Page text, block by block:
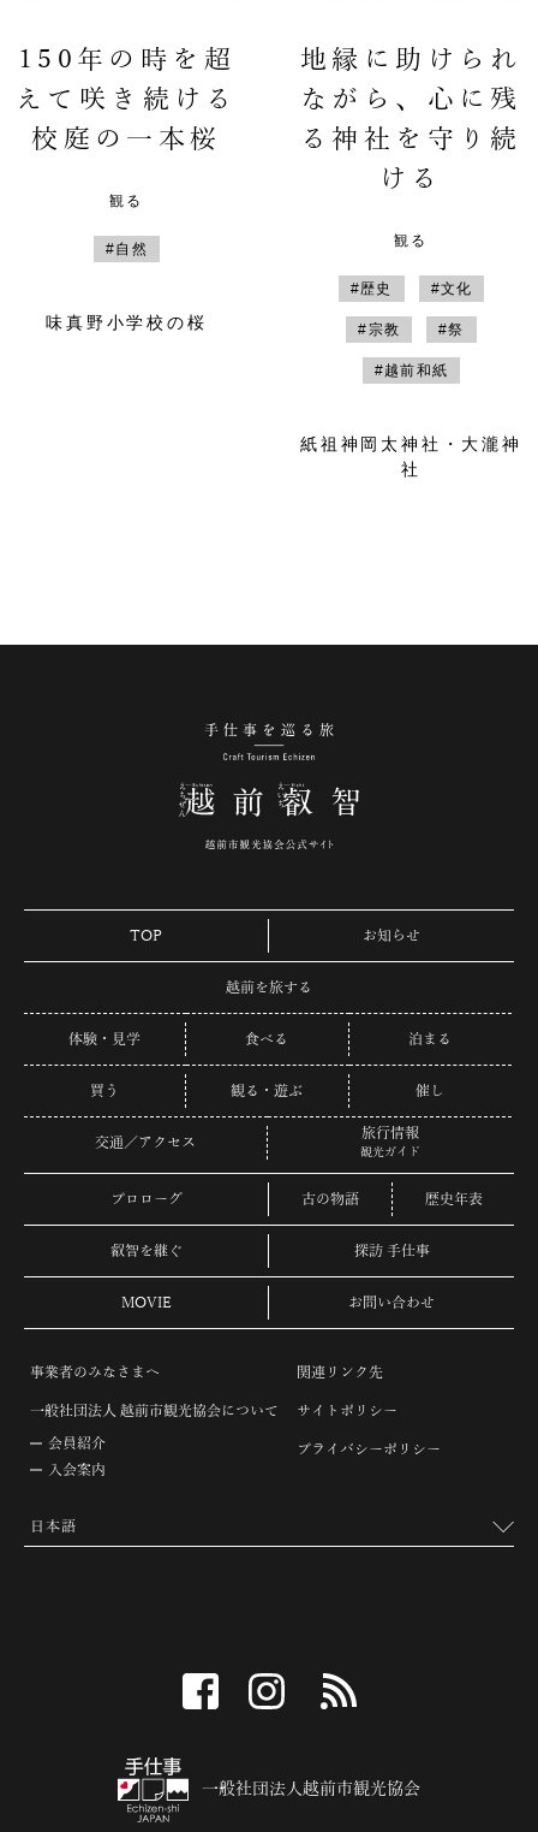
150年の時を超
えて咲き続ける
校庭の一本桜
観る
#自然
味真野小学校の桜
地縁に助けられ
ながら、心に残
る神社を守り続
ける
観る
#歴史 #文化
#宗教 #祭
#越前和紙
紙祖神岡太神社・大瀧神
社
TOP お知らせ
越前を旅する
体験・見学 食べる 泊まる
買う 観る・遊ぶ 催し
交通／アクセス
旅行情報
観光ガイド
プロローグ 古の物語 歴史年表
叡智を継ぐ 探訪 手仕事
MOVIE お問い合わせ
事業者のみなさまへ
一般社団法人 越前市観光協会について
会員紹介
入会案内
関連リンク先
サイトポリシー
プライバシーポリシー
facebook instagram
一般社団法人越前市観光協会